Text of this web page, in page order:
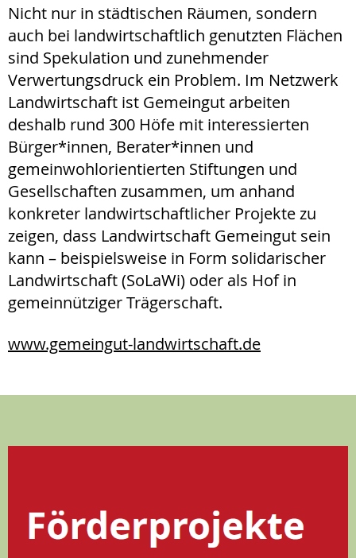
Nicht nur in städtischen Räumen, sondern
auch bei landwirtschaftlich genutzten Flächen
sind Spekulation und zunehmender
Verwertungsdruck ein Problem. Im Netzwerk
Landwirtschaft ist Gemeingut arbeiten
deshalb rund 300 Höfe mit interessierten
Bürger*innen, Berater*innen und
gemeinwohlorientierten Stiftungen und
Gesellschaften zusammen, um anhand
konkreter landwirtschaftlicher Projekte zu
zeigen, dass Landwirtschaft Gemeingut sein
kann – beispielsweise in Form solidarischer
Landwirtschaft (SoLaWi) oder als Hof in
gemeinnütziger Trägerschaft.
www.gemeingut-landwirtschaft.de